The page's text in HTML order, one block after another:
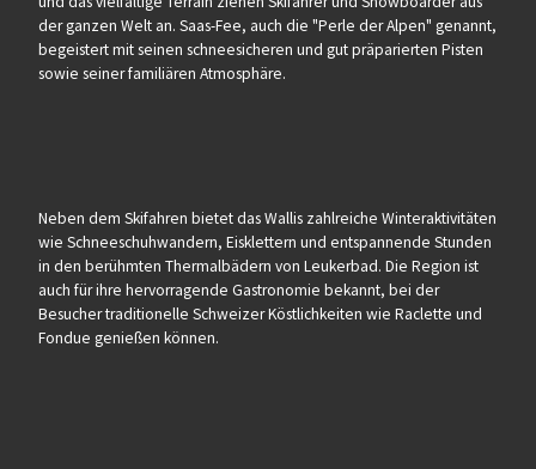
der ganzen Welt an. Saas-Fee, auch die "Perle der Alpen" genannt,
begeistert mit seinen schneesicheren und gut präparierten Pisten
sowie seiner familiären Atmosphäre.
Neben dem Skifahren bietet das Wallis zahlreiche Winteraktivitäten
wie Schneeschuhwandern, Eisklettern und entspannende Stunden
in den berühmten Thermalbädern von Leukerbad. Die Region ist
auch für ihre hervorragende Gastronomie bekannt, bei der
Besucher traditionelle Schweizer Köstlichkeiten wie Raclette und
Fondue genießen können.